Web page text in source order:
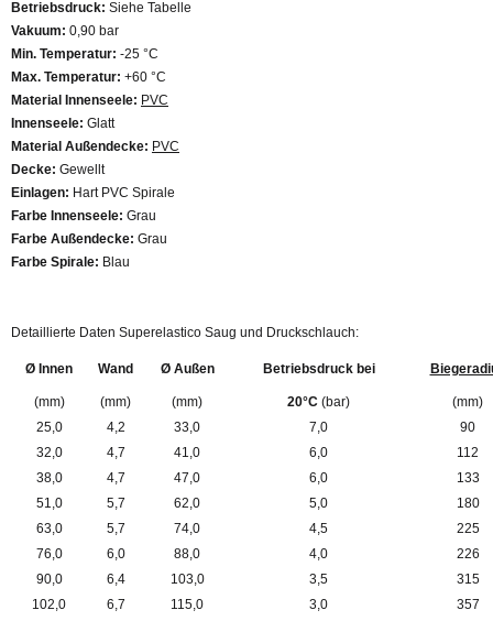
Betriebsdruck: Siehe Tabelle
Vakuum: 0,90 bar
Min. Temperatur: -25 °C
Max. Temperatur: +60 °C
Material Innenseele: PVC
Innenseele: Glatt
Material Außendecke: PVC
Decke: Gewellt
Einlagen: Hart PVC Spirale
Farbe Innenseele: Grau
Farbe Außendecke: Grau
Farbe Spirale: Blau
Detaillierte Daten Superelastico Saug und Druckschlauch:
Ø Innen
(mm)
Wand
(mm)
Ø Außen
(mm)
Betriebsdruck bei
20°C (bar)
(mm)
25,0
4,2 33,0 7,0
90
32,0
4,7 41,0 6,0
112
38,0
4,7 47,0 6,0
133
51,0
5,7 62,0 5,0
180
63,0
5,7 74,0 4,5
225
76,0
6,0 88,0 4,0
226
90,0
6,4 103,0 3,5
315
102,0
6,7 115,0 3,0
357